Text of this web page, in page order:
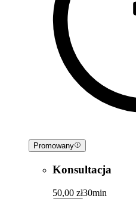
Promowany
Konsultacja
50,00 zł30min